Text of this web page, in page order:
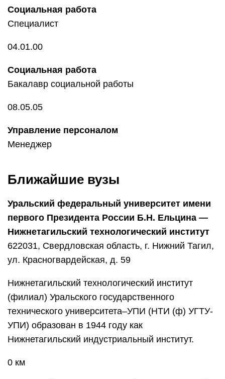
Социальная работа
Специалист
04.01.00
Социальная работа
Бакалавр социальной работы
08.05.05
Управление персоналом
Менеджер
Ближайшие вузы
Уральский федеральный университет имени
первого Президента России Б.Н. Ельцина —
Нижнетагильский технологический институт
622031, Свердловская область, г. Нижний Тагил,
ул. Красногвардейская, д. 59
Нижнетагильский технологический институт
(филиал) Уральского государственного
технического университета–УПИ (НТИ (ф) УГТУ-
УПИ) образован в 1944 году как
Нижнетагильский индустриальный институт.
0 км